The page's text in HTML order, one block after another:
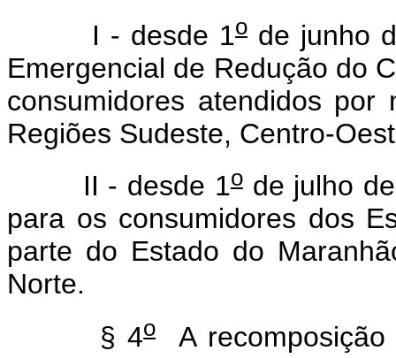
I - desde 1o de junho
Emergencial de Redução do
consumidores atendidos
Regiões Sudeste, Centro-
II - desde 1ode julho
para os consumidores dos
parte do Estado do
Norte.
§ 4oA recomposição